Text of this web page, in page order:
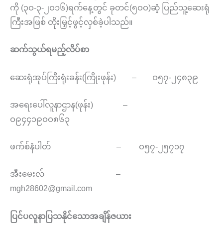
ကို (၃ဝ-၃-၂ဝ၁၆)ရက်နေ့တွင် ခုတင်(၅ဝဝ)ဆံ့ ပြည်သူ့ဆေးရုံ
ကြီးအဖြစ် တိုးမြှင့်ဖွင့်လှစ်ခဲ့ပါသည်။
ဆက်သွယ်ရမည့်လိပ်စာ
ဆေးရုံအုပ်ကြီးရုံးခန်း(ကြိုးဖုန်း) – ဝ၅၇-၂၄၈၃၉
အရေးပေါ်လူနာဌာန(ဖုန်း) –
ဝ၉၄၄၁၉ဝဝ၈၆၃
ဖက်စ်နံပါတ် – ဝ၅၇-၂၅၇၁၇
အီးမေးလ် –
mgh28602@gmail.com
ပြင်ပလူနာပြသနိုင်သောအချိန်ဇယား